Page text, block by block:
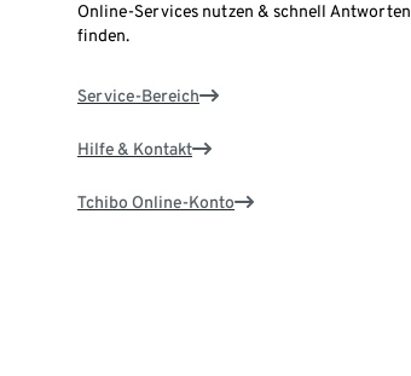
Online-Services nutzen & schnell Antworten
finden.
Service-Bereich
Hilfe & Kontakt
Tchibo Online-Konto